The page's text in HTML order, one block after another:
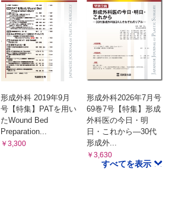
形成外科 2019年9月
号【特集】PATを用い
たWound Bed
Preparation...
￥3,300
形成外科2026年7月号
69巻7号【特集】形成
外科医の今日・明
日・これから―30代
形成外...
￥3,630
すべてを表示